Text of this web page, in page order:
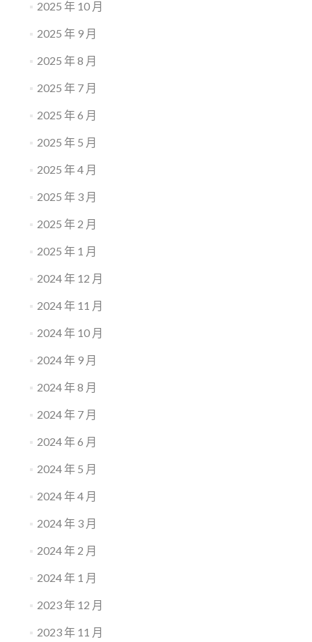
2025 年 10 月
2025 年 9 月
2025 年 8 月
2025 年 7 月
2025 年 6 月
2025 年 5 月
2025 年 4 月
2025 年 3 月
2025 年 2 月
2025 年 1 月
2024 年 12 月
2024 年 11 月
2024 年 10 月
2024 年 9 月
2024 年 8 月
2024 年 7 月
2024 年 6 月
2024 年 5 月
2024 年 4 月
2024 年 3 月
2024 年 2 月
2024 年 1 月
2023 年 12 月
2023 年 11 月